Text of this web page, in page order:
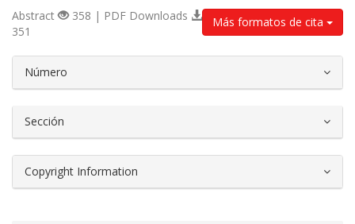
Más formatos de cita
Abstract
358 | PDF Downloads
351
Número
Sección
Copyright Information